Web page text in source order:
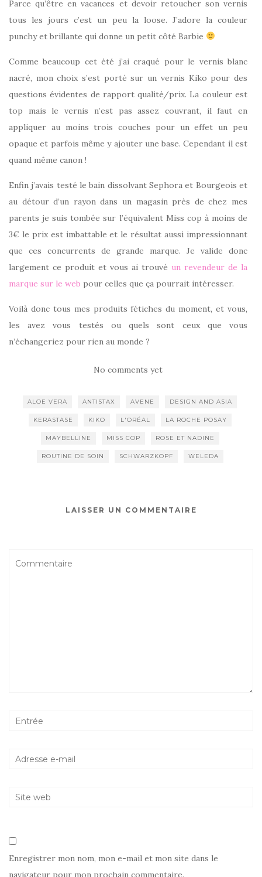
Parce qu’être en vacances et devoir retoucher son vernis
tous les jours c’est un peu la loose. J’adore la couleur
punchy et brillante qui donne un petit côté Barbie
Comme beaucoup cet été j’ai craqué pour le vernis blanc
nacré, mon choix s’est porté sur un vernis Kiko pour des
questions évidentes de rapport qualité/prix. La couleur est
top mais le vernis n’est pas assez couvrant, il faut en
appliquer au moins trois couches pour un effet un peu
opaque et parfois même y ajouter une base. Cependant il est
quand même canon !
Enfin j’avais testé le bain dissolvant Sephora et Bourgeois et
au détour d’un rayon dans un magasin près de chez mes
parents je suis tombée sur l’équivalent Miss cop à moins de
3€ le prix est imbattable et le résultat aussi impressionnant
que ces concurrents de grande marque. Je valide donc
largement ce produit et vous ai trouvé un revendeur de la
marque sur le web pour celles que ça pourrait intéresser.
Voilà donc tous mes produits fétiches du moment, et vous,
les avez vous testés ou quels sont ceux que vous
n’échangeriez pour rien au monde ?
No comments yet
ALOE VERA ANTISTAX AVENE DESIGN AND ASIA
KERASTASE KIKO L'ORÉAL LA ROCHE POSAY
MAYBELLINE MISS COP ROSE ET NADINE
ROUTINE DE SOIN SCHWARZKOPF WELEDA
LAISSER UN COMMENTAIRE
Enregistrer mon nom, mon e-mail et mon site dans le
navigateur pour mon prochain commentaire.